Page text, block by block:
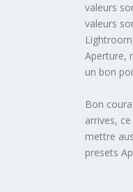
valeurs
valeurs
Aperture,
un bon
Bon
arrives,
mettre
presets